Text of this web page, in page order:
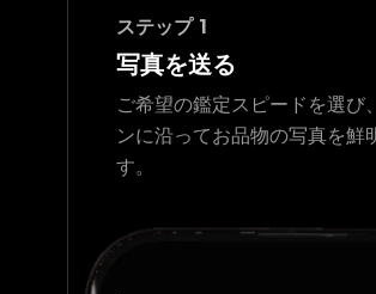
ステップ 1
写真を送る
ご希望の鑑定スピードを選び
ンに沿ってお品物の写真を鮮
す。